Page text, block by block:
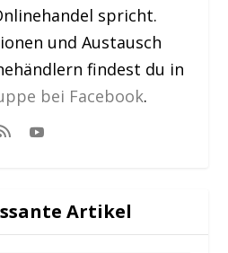
spricht.
und Austausch
findest du in
bei Facebook.
Artikel